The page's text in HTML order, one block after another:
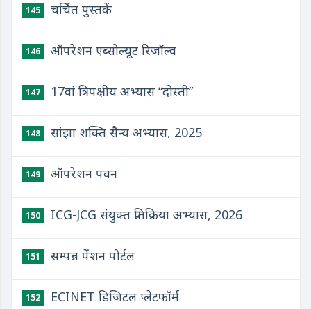
145 चर्चित पुस्तकें
146 ऑपरेशन एब्सोल्यूट रिजॉल्व
147 17वां त्रिपक्षीय अभ्यास “दोस्‍ती”
148 सांझा शक्ति सैन्य अभ्यास, 2025
149 ऑपरेशन पवन
150 ICG-JCG संयुक्‍त प्रतिक्रिया अभ्‍यास, 2026
151 सम्पन्न पेंशन पोर्टल
152 ECINET डिजिटल प्लेटफॉर्म